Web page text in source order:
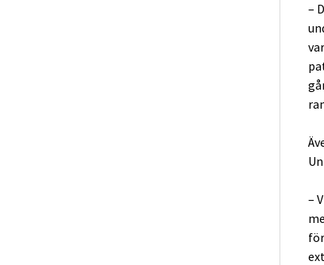
–
–